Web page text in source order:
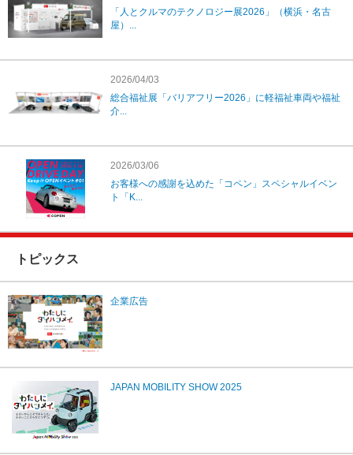
「人とクルマのテクノロジー展2026」（横浜・名古
屋）...
2026/04/03
総合福祉展「バリアフリー2026」に軽福祉車両や福祉
介...
2026/03/06
お客様への感謝を込めた「コペン」スペシャルイベン
ト「K...
トピックス
企業広告
JAPAN MOBILITY SHOW 2025